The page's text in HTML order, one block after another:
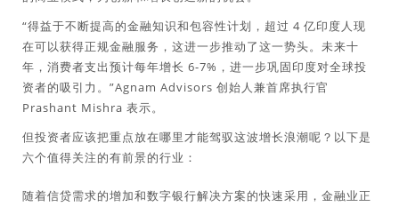
“得益于不断提高的金融知识和包容性计划，超过 4 亿印度人现
在可以获得正规金融服务，这进一步推动了这一势头。未来十
年，消费者支出预计每年增长 6-7%，进一步巩固印度对全球投
资者的吸引力。”Agnam Advisors 创始人兼首席执行官
Prashant Mishra 表示。
但投资者应该把重点放在哪里才能驾驭这波增长浪潮呢？以下是
六个值得关注的有前景的行业：
随着信贷需求的增加和数字银行解决方案的快速采用，金融业正